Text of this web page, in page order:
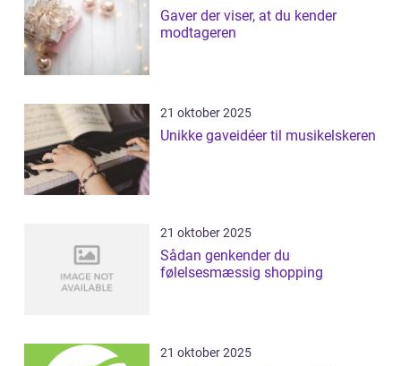
Gaver der viser, at du kender
modtageren
21 oktober 2025
Unikke gaveidéer til musikelskeren
21 oktober 2025
Sådan genkender du
følelsesmæssig shopping
21 oktober 2025